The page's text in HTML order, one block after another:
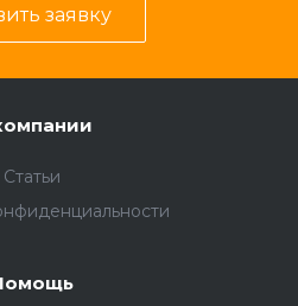
заявку
Статьи